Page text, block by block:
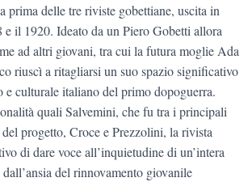
prima delle tre riviste gobettiane, uscita in
e il 1920. Ideato da un Piero Gobetti allora
ad altri giovani, tra cui la futura moglie Ada
riuscì a ritagliarsi un suo spazio significativo
culturale italiano del primo dopoguerra.
quali Salvemini, che fu tra i principali
progetto, Croce e Prezzolini, la rivista
di dare voce all’inquietudine di un’intera
del rinnovamento giovanile